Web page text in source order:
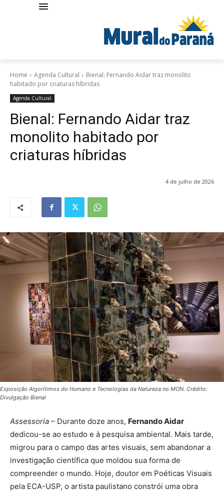
Home Agenda Cultural
Bienal: Fernando Aidar traz monolito
habitado por criaturas híbridas
Agenda Cultural
Bienal: Fernando Aidar traz
monolito habitado por
criaturas híbridas
4 de julho de 2026
Exposição Algorítimos do Humano e Tecnologias da Natureza no MON. Crédito:
Divulgação Bienal
Assessoria – Durante doze anos, Fernando Aidar
dedicou-se ao estudo e à pesquisa ambiental. Mais tarde,
migrou para o campo das artes visuais, sem abandonar a
investigação científica que moldou sua forma de
compreender o mundo. Hoje, doutor em Poéticas Visuais
pela ECA-USP, o artista paulistano constrói uma obra